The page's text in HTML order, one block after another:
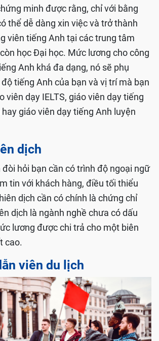
minh được rằng, chỉ với bằng
thể dễ dàng xin việc và trở thành
viên tiếng Anh tại các trung tâm
học Đại học. Mức lương cho công
Anh khá đa dạng, nó sẽ phụ
tiếng Anh của bạn và vị trí mà bạn
viên dạy IELTS, giáo viên dạy tiếng
giáo viên dạy tiếng Anh luyện
dịch
đòi hỏi bạn cần có trình độ ngoại ngữ
tin với khách hàng, điều tối thiểu
dịch cần có chính là chứng chỉ
dịch là ngành nghề chưa có dấu
lương được chi trả cho một biên
cao.
viên du lịch